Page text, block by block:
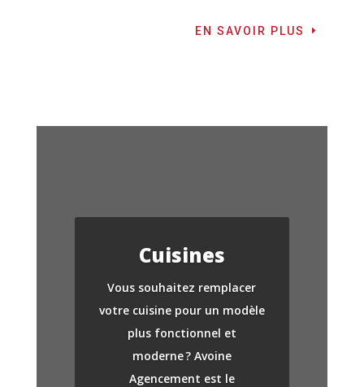
EN SAVOIR PLUS
Cuisines
Vous souhaitez remplacer
votre cuisine pour un modèle
plus fonctionnel et
moderne ? Avoine
Agencement est le